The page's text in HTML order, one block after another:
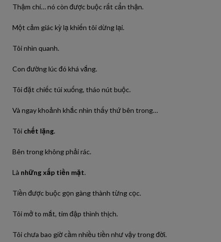
Thậm chí… nó còn được buộc rất cẩn thận.
Một cảm giác kỳ lạ khiến tôi dừng lại.
Tôi nhìn quanh.
Con đường lúc đó khá vắng.
Tôi đặt chiếc túi xuống, tháo nút buộc.
Và ngay khoảnh khắc nhìn thấy thứ bên trong…
Tôi chết lặng.
Bên trong không phải rác.
Là những xấp tiền mặt.
Tiền được buộc gọn gàng thành từng cọc.
Tôi mở to mắt, tim đập thình thịch.
Tôi chưa bao giờ cầm nhiều tiền như vậy trong đời.